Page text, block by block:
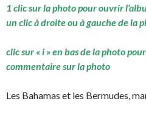
1 clic sur la photo pour ouvrir
un clic à droite ou à gauche de la
clic sur « i » en bas de la photo
commentaire sur la photo
Les Bahamas et les Bermudes,